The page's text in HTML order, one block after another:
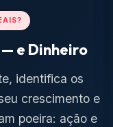
e Dinheiro
identifica os
crescimento e
poeira: ação e